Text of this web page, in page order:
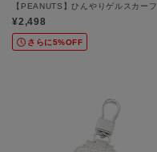
【PEANUTS】ひんやりゲルスカーフ
¥2,498
さらに5%OFF